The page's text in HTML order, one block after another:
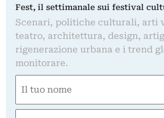
Fest, il settimanale sui festival
Scenari, politiche culturali, arti
teatro, architettura, design,
rigenerazione urbana e i trend
monitorare.
(Obbligatorio)
Nome